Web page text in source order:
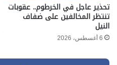
تحذير عاجل في الخرطوم.. عقوبات
تنتظر المخالفين على ضفاف
النيل
6 أغسطس، 2026